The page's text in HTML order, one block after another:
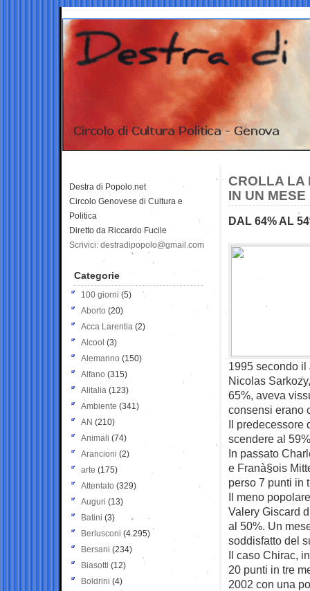
CROLLA LA
IN UN MESE
DAL 64% AL
1995 secondo il
Nicolas
65%, aveva
consensi erano
Il predecessore
scendere al
In passato
e Franà§ois
perso 7 punti in
Il meno
Valery Giscard
al 50%. Un
soddisfatto del
Il caso Chirac,
20 punti in tre
2002 con una
Destra di Popolo.net
Circolo Genovese di Cultura e
Politica
Diretto da Riccardo Fucile
Scrivici: destradipopolo@gmail.com
Categorie
100 giorni (5)
Aborto (20)
Acca Larentia (2)
Alcool (3)
Alemanno (150)
Alfano (315)
Alitalia (123)
Ambiente (341)
AN (210)
Animali (74)
Arancioni (2)
arte (175)
Attentato (329)
Auguri (13)
Batini (3)
Berlusconi (4.295)
Bersani (234)
Biasotti (12)
Boldrini (4)